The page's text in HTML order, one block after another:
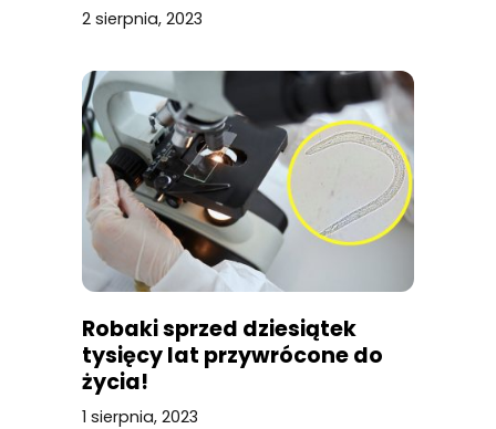
2 sierpnia, 2023
Robaki sprzed dziesiątek
tysięcy lat przywrócone do
życia!
1 sierpnia, 2023